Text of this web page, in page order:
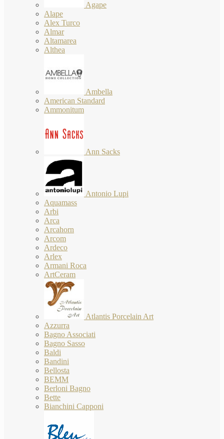
Agape
Alape
Alex Turco
Almar
Altamarea
Althea
Ambella
American Standard
Ammonitum
Ann Sacks
Antonio Lupi
Aquamass
Arbi
Arca
Arcahorn
Arcom
Ardeco
Arlex
Armani Roca
ArtCeram
Atlantis Porcelain Art
Azzurra
Bagno Associati
Bagno Sasso
Baldi
Bandini
Bellosta
BEMM
Berloni Bagno
Bette
Bianchini Capponi